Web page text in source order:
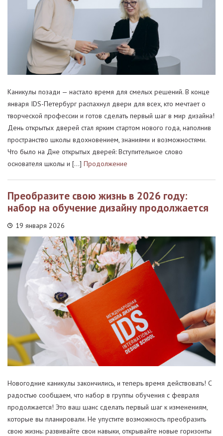
Каникулы позади — настало время для смелых решений. В конце
января IDS-Петербург распахнул двери для всех, кто мечтает о
творческой профессии и готов сделать первый шаг в мир дизайна!
День открытых дверей стал ярким стартом нового года, наполнив
пространство школы вдохновением, знаниями и возможностями.
Что было на Дне открытых дверей: Вступительное слово
основателя школы и […] Продолжение
Преобразите свою жизнь в 2026 году:
набор на обучение дизайну продолжается
19 января 2026
Новогодние каникулы закончились, и теперь время действовать! С
радостью сообщаем, что набор в группы обучения с февраля
продолжается! Это ваш шанс сделать первый шаг к изменениям,
которые вы планировали. Не упустите возможность преобразить
свою жизнь: развивайте свои навыки, открывайте новые горизонты